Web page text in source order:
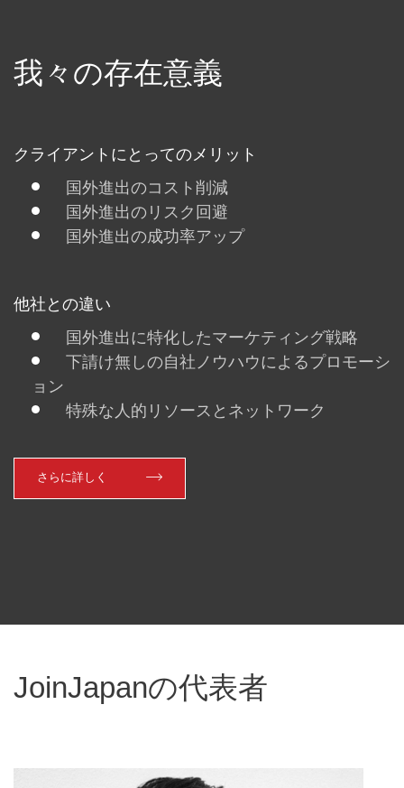
我々の存在意義
クライアントにとってのメリット
国外進出のコスト削減
国外進出のリスク回避
国外進出の成功率アップ
他社との違い
国外進出に特化したマーケティング戦略
下請け無しの自社ノウハウによるプロモーシ
ョン
特殊な人的リソースとネットワーク
さらに詳しく
JoinJapanの代表者